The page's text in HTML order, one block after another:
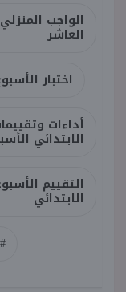
الواجب
العاشر
اختبار
أداءات
الابتدائي
التقييم
الابتدائي